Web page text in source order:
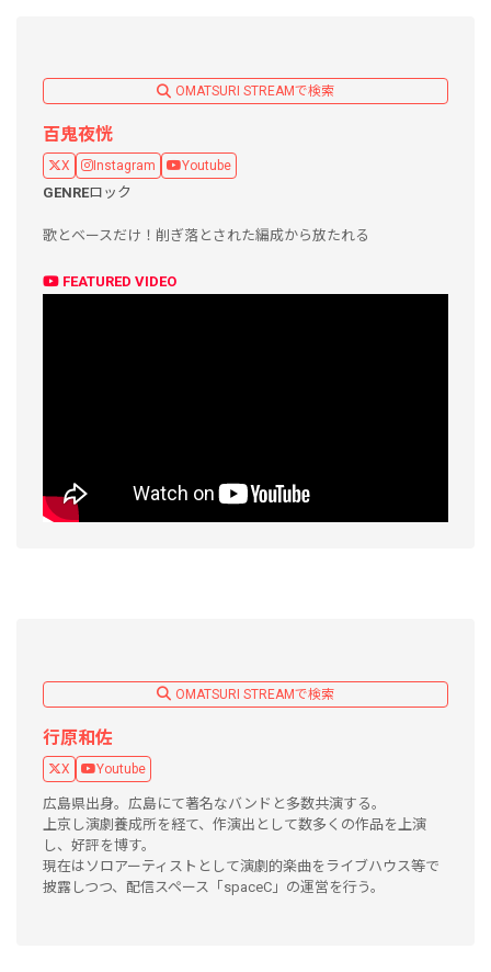
OMATSURI STREAMで検索
百鬼夜恍
X Instagram Youtube
GENREロック
歌とベースだけ！削ぎ落とされた編成から放たれる
FEATURED VIDEO
OMATSURI STREAMで検索
行原和佐
X Youtube
広島県出身。広島にて著名なバンドと多数共演する。
上京し演劇養成所を経て、作演出として数多くの作品を上演
し、好評を博す。
現在はソロアーティストとして演劇的楽曲をライブハウス等で
披露しつつ、配信スペース「spaceC」の運営を行う。